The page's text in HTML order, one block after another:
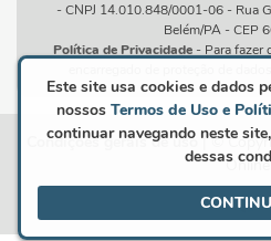
Este site usa cookies e dados
nossos Termos de Uso e
continuar navegando neste
dessas
- CNPJ 14.010.848/0001-06 - Rua
Belém/PA - CEP
Política de Privacidade - Para fazer
Condições gerais de uso | ©
Online